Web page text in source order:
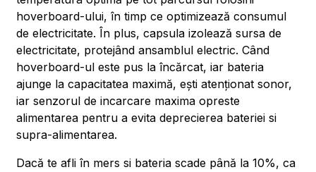
hoverboard-ului, în timp ce optimizează consumul
de electricitate. În plus, capsula izolează sursa de
electricitate, protejând ansamblul electric. Când
hoverboard-ul este pus la încărcat, iar bateria
ajunge la capacitatea maximă, ești atenționat sonor,
iar senzorul de incarcare maxima opreste
alimentarea pentru a evita deprecierea bateriei si
supra-alimentarea.
Dacă te afli în mers si bateria scade până la 10%, ca